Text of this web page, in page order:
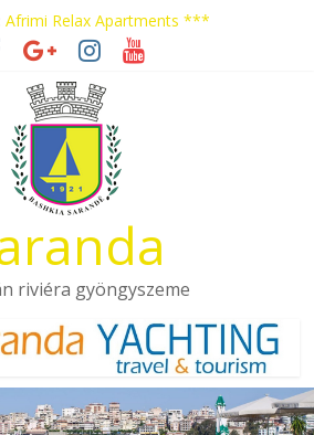
Afrimi Relax Apartments ***
Tengerparti nyaralás autóbusszal!
Eladó apartmanok Sarandában
Hotel Pini ***
Aquamarine Apartments
riviéra gyöngyszeme